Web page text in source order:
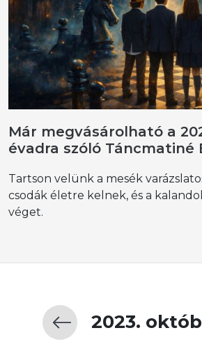
Már megvásárolható a
évadra szóló Táncmatiné
Tartson velünk a mesék
csodák életre kelnek, és a
véget.
2023.